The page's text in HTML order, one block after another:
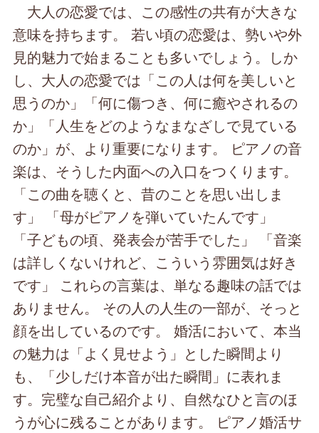
大人の恋愛では、この感性の共有が大きな
意味を持ちます。 若い頃の恋愛は、勢いや外
見的魅力で始まることも多いでしょう。しか
し、大人の恋愛では「この人は何を美しいと
思うのか」「何に傷つき、何に癒やされるの
か」「人生をどのようなまなざしで見ている
のか」が、より重要になります。 ピアノの音
楽は、そうした内面への入口をつくります。
「この曲を聴くと、昔のことを思い出しま
す」 「母がピアノを弾いていたんです」
「子どもの頃、発表会が苦手でした」 「音楽
は詳しくないけれど、こういう雰囲気は好き
です」 これらの言葉は、単なる趣味の話では
ありません。 その人の人生の一部が、そっと
顔を出しているのです。 婚活において、本当
の魅力は「よく見せよう」とした瞬間より
も、「少しだけ本音が出た瞬間」に表れま
す。完璧な自己紹介より、自然なひと言のほ
うが心に残ることがあります。 ピアノ婚活サ